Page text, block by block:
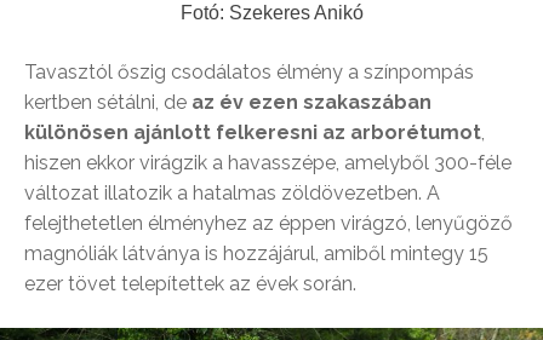
Fotó: Szekeres Anikó
Tavasztól őszig csodálatos élmény a színpompás
kertben sétálni, de az év ezen szakaszában
különösen ajánlott felkeresni az arborétumot
hiszen ekkor virágzik a havasszépe, amelyből 300-féle
változat illatozik a hatalmas zöldövezetben. A
felejthetetlen élményhez az éppen virágzó, lenyűgöző
magnóliák látványa is hozzájárul, amiből mintegy 15
ezer tövet telepítettek az évek során.